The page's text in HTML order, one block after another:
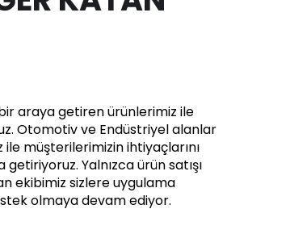
araya getiren ürünlerimiz ile
Otomotiv ve Endüstriyel alanlar
müşterilerimizin ihtiyaçlarını
Yalnızca ürün satışı
ekibimiz sizlere uygulama
olmaya devam ediyor.